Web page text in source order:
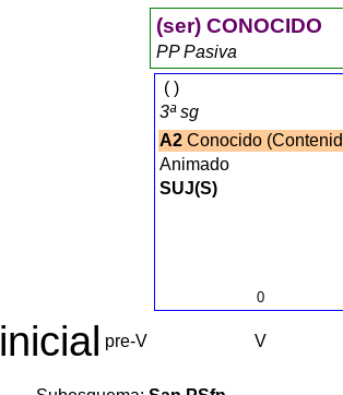
(ser) CONOCIDO
PP Pasiva
()
3ª sg
A2Conocido
Animado
SUJ(S)
0
inicial pre-V V